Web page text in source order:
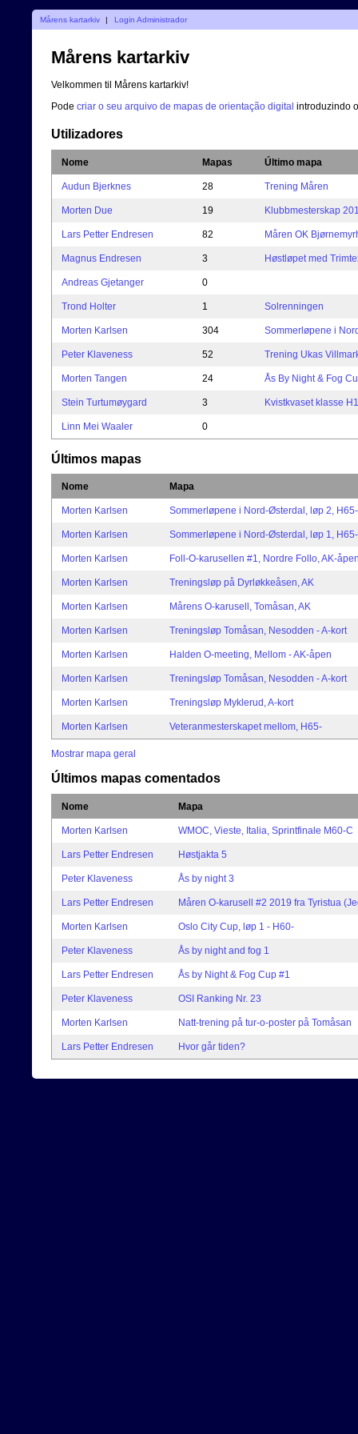
Mårens kartarkiv | Login Administrador
Mårens kartarkiv
Velkommen til Mårens kartarkiv!
Pode criar o seu arquivo de mapas de orientação digital introduzindo
Utilizadores
Nome Mapas Último mapa
Audun Bjerknes 28 Trening Måren
Morten Due 19 Klubbmesterskap
Lars Petter Endresen 82 Måren OK
Magnus Endresen 3 Høstløpet med
Andreas Gjetanger 0
Trond Holter 1 Solrenningen
Morten Karlsen 304 Sommerløpene i
Peter Klaveness 52 Trening Ukas
Morten Tangen 24 Ås By Night & Fog
Stein Turtumøygard 3 Kvistkvaset klasse
Linn Mei Waaler 0
Últimos mapas
Nome Mapa
Morten Karlsen Sommerløpene i Nord-Østerdal, løp 2, H65-
Morten Karlsen Sommerløpene i Nord-Østerdal, løp 1, H65-
Morten Karlsen Foll-O-karusellen #1, Nordre Follo, AK-
Morten Karlsen Treningsløp på Dyrløkkeåsen, AK
Morten Karlsen Mårens O-karusell, Tomåsan, AK
Morten Karlsen Treningsløp Tomåsan, Nesodden - A-kort
Morten Karlsen Halden O-meeting, Mellom - AK-åpen
Morten Karlsen Treningsløp Tomåsan, Nesodden - A-kort
Morten Karlsen Treningsløp Myklerud, A-kort
Morten Karlsen Veteranmesterskapet mellom, H65-
Mostrar mapa geral
Últimos mapas comentados
Nome Mapa
Morten Karlsen WMOC, Vieste, Italia, Sprintfinale M60-C
Lars Petter Endresen Høstjakta 5
Peter Klaveness Ås by night 3
Lars Petter Endresen Måren O-karusell #2 2019 fra Tyristua
Morten Karlsen Oslo City Cup, løp 1 - H60-
Peter Klaveness Ås by night and fog 1
Lars Petter Endresen Ås by Night & Fog Cup #1
Peter Klaveness OSI Ranking Nr. 23
Morten Karlsen Natt-trening på tur-o-poster på Tomåsan
Lars Petter Endresen Hvor går tiden?